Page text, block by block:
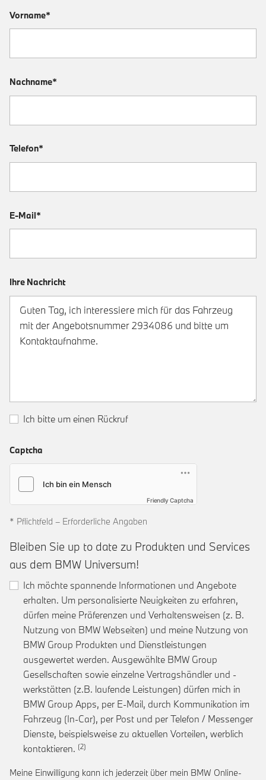
Vorname*
Nachname*
Telefon*
E-Mail*
Ihre Nachricht
Ich bitte um einen Rückruf
Captcha
Friendly Captcha
* Pflichtfeld – Erforderliche Angaben
Bleiben Sie up to date zu Produkten und Services
aus dem BMW Universum!
Ich möchte spannende Informationen und Angebote
erhalten. Um personalisierte Neuigkeiten zu erfahren,
dürfen meine Präferenzen und Verhaltensweisen (z. B.
Nutzung von BMW Webseiten) und meine Nutzung von
BMW Group Produkten und Dienstleistungen
ausgewertet werden. Ausgewählte BMW Group
Gesellschaften sowie einzelne Vertragshändler und -
werkstätten (z.B. laufende Leistungen) dürfen mich in
BMW Group Apps, per E-Mail, durch Kommunikation im
Fahrzeug (In-Car), per Post und per Telefon / Messenger
Dienste, beispielsweise zu aktuellen Vorteilen, werblich
kontaktieren. Link zur Fußnote: Einwilligung zur
Meine Einwilligung kann ich jederzeit über mein BMW Online-